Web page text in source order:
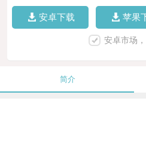
安卓下载 苹果
安卓市场
简介